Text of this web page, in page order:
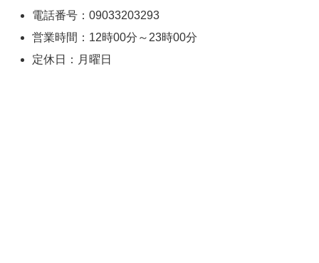
電話番号：09033203293
営業時間：12時00分～23時00分
定休日：月曜日